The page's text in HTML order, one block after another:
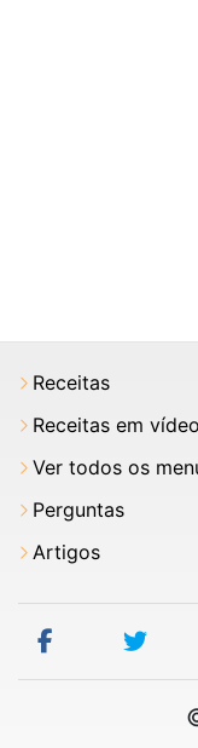
Receitas
Receitas em vídeo
Ver todos os
Perguntas
Artigos
facebook